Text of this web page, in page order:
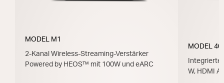
MODEL M1
2-Kanal Wireless-Streaming-Verstärker
Powered by HEOS™ mit 100W und eARC
MODEL
W, HDMI